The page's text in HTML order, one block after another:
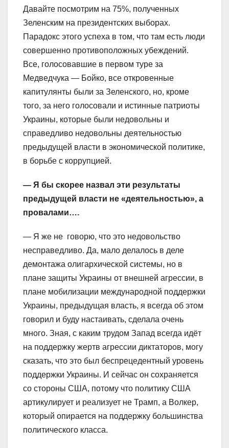
Давайте посмотрим на 75%, полученных
Зеленским на президентских выборах.
Парадокс этого успеха в том, что там есть люди
совершенно противоположных убеждений.
Все, голосовавшие в первом туре за
Медведчука — Бойко, все откровенные
капитулянты были за Зеленского, но, кроме
того, за него голосовали и истинные патриоты
Украины, которые были недовольны и
справедливо недовольны деятельностью
предыдущей власти в экономической политике,
в борьбе с коррупцией.
— Я бы скорее назвал эти результаты
предыдущей власти не «деятельностью», а
провалами….
— Я же не говорю, что это недовольство
несправедливо. Да, мало делалось в деле
демонтажа олигархической системы, но в
плане защиты Украины от внешней агрессии, в
плане мобилизации международной поддержки
Украины, предыдущая власть, я всегда об этом
говорил и буду настаивать, сделала очень
много. Зная, с каким трудом Запад всегда идёт
на поддержку жертв агрессии диктаторов, могу
сказать, что это был беспрецедентный уровень
поддержки Украины. И сейчас он сохраняется
со стороны США, потому что политику США
артикулирует и реализует не Трамп, а Волкер,
который опирается на поддержку большинства
политического класса.